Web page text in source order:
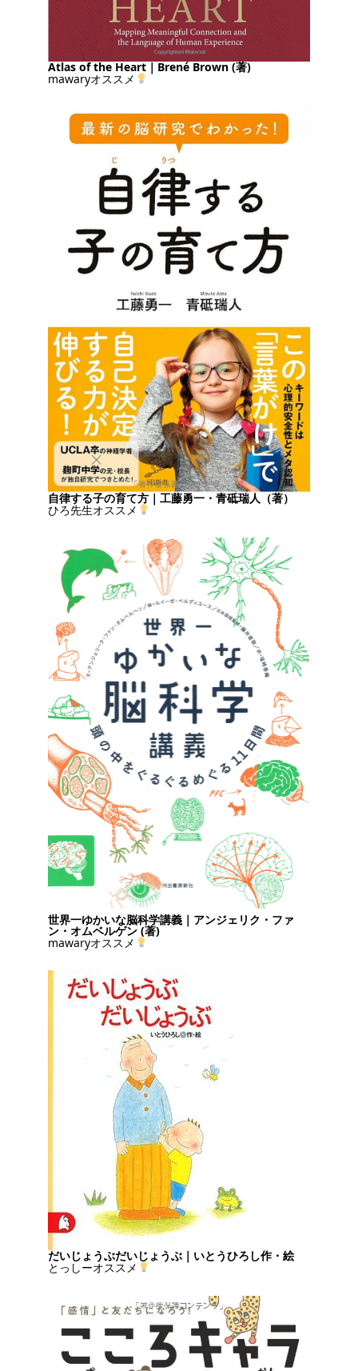
Atlas of the Heart｜Brené Brown (著)
mawaryオススメ
自律する子の育て方｜工藤勇一・青砥瑞人（著）
ひろ先生オススメ
世界一ゆかいな脳科学講義｜アンジェリク・ファ
ン・オムベルゲン (著)
mawaryオススメ
だいじょうぶだいじょうぶ｜いとうひろし作・絵
とっしーオススメ